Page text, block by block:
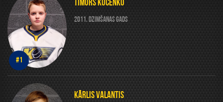
#1
TIMURS KUCENKO
2011. DZIMŠANAS GADS
KĀRLIS VALANTIS